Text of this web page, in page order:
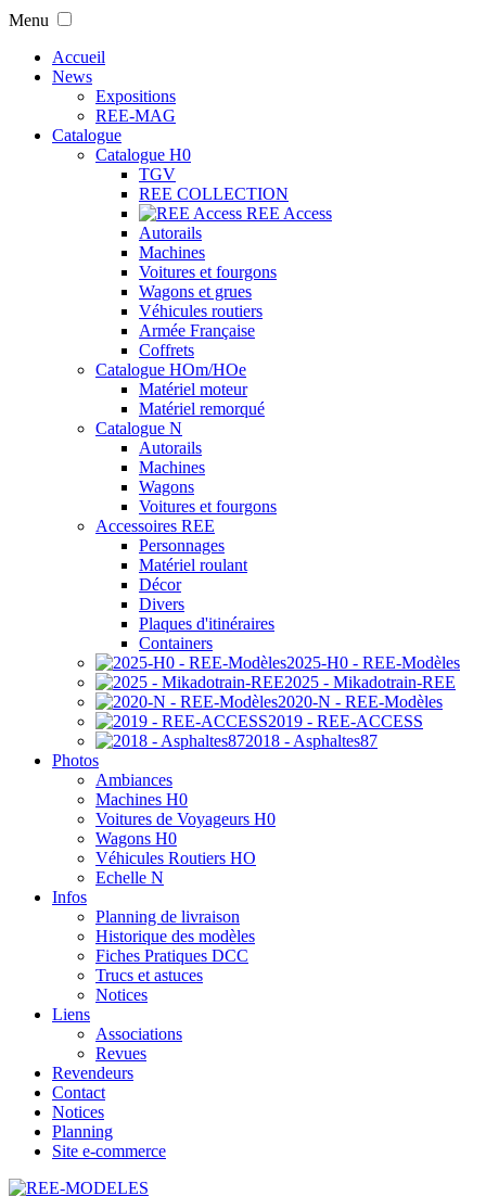
Menu
Accueil
News
Expositions
REE-MAG
Catalogue
Catalogue H0
TGV
REE COLLECTION
REE Access
Autorails
Machines
Voitures et fourgons
Wagons et grues
Véhicules routiers
Armée Française
Coffrets
Catalogue HOm/HOe
Matériel moteur
Matériel remorqué
Catalogue N
Autorails
Machines
Wagons
Voitures et fourgons
Accessoires REE
Personnages
Matériel roulant
Décor
Divers
Plaques d'itinéraires
Containers
2025-H0 - REE-Modèles
2025 - Mikadotrain-REE
2020-N - REE-Modèles
2019 - REE-ACCESS
2018 - Asphaltes87
Photos
Ambiances
Machines H0
Voitures de Voyageurs H0
Wagons H0
Véhicules Routiers HO
Echelle N
Infos
Planning de livraison
Historique des modèles
Fiches Pratiques DCC
Trucs et astuces
Notices
Liens
Associations
Revues
Revendeurs
Contact
Notices
Planning
Site e-commerce